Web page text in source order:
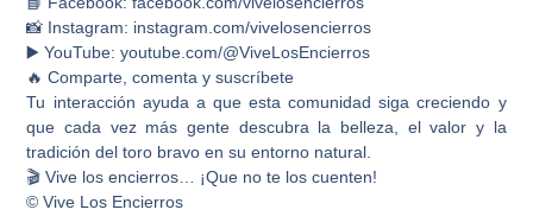
📸 Instagram: instagram.com/vivelosencierros
▶️ YouTube: youtube.com/@ViveLosEncierros
🔥 Comparte, comenta y suscríbete
Tu interacción ayuda a que esta comunidad siga creciendo y
que cada vez más gente descubra la belleza, el valor y la
tradición del toro bravo en su entorno natural.
🎬 Vive los encierros… ¡Que no te los cuenten!
© Vive Los Encierros